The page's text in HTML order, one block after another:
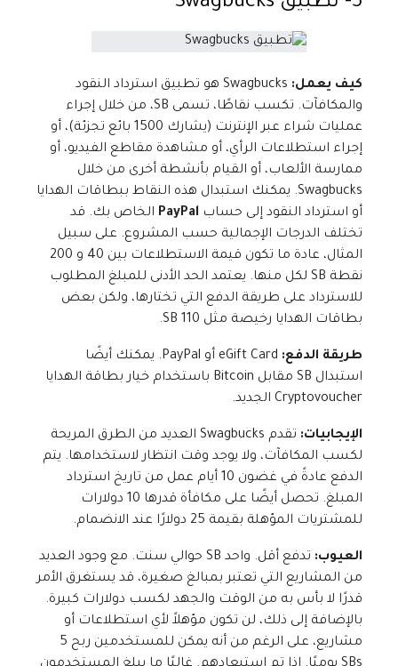
كيف يعمل:
Swagbucks هو تطبيق استرداد النقود
والمكافآت. تكسب نقاطًا، تسمى SB، من خلال إجراء
عمليات شراء عبر الإنترنت (يشارك 1500 بائع تجزئة)، أو
إجراء استطلاعات الرأي، أو مشاهدة مقاطع الفيديو، أو
ممارسة الألعاب، أو القيام بأنشطة أخرى من خلال
Swagbucks. يمكنك استبدال هذه النقاط ببطاقات الهدايا
أو استرداد النقود إلى حساب PayPal الخاص بك. قد
تختلف الدرجات الإجمالية حسب المشروع. على سبيل
المثال، عادة ما تكون قيمة الاستطلاعات بين 40 و 200
نقطة SB لكل منها. يعتمد الحد الأدنى للمبلغ المطلوب
للاسترداد على طريقة الدفع التي تختارها، ولكن بعض
بطاقات الهدايا رخيصة مثل 110 SB.
طريقة الدفع:
eGift Card أو PayPal. يمكنك أيضًا
استبدال SB مقابل Bitcoin باستخدام خيار بطاقة الهدايا
Cryptovoucher الجديد.
الإيجابيات:
تقدم Swagbucks العديد من الطرق المريحة
لكسب المكافآت، ولا يوجد وقت انتظار لاستخدامها. يتم
الدفع عادةً في غضون 10 أيام عمل من تاريخ استرداد
المبلغ. تحصل أيضًا على مكافأة قدرها 10 دولارات
للمشتريات المؤهلة بقيمة 25 دولارًا عند الانضمام.
العيوب:
تدفع أقل. واحد SB حوالي سنت. مع وجود العديد
من المشاريع التي تعتبر بمبالغ صغيرة، قد يستغرق الأمر
قدرًا لا بأس به من الوقت والجهد لكسب دولارات كبيرة.
بالإضافة إلى ذلك، لن تكون مؤهلاً لأي استطلاعات أو
مشاريع، على الرغم من أنه يمكن للمستخدمين ربح 5